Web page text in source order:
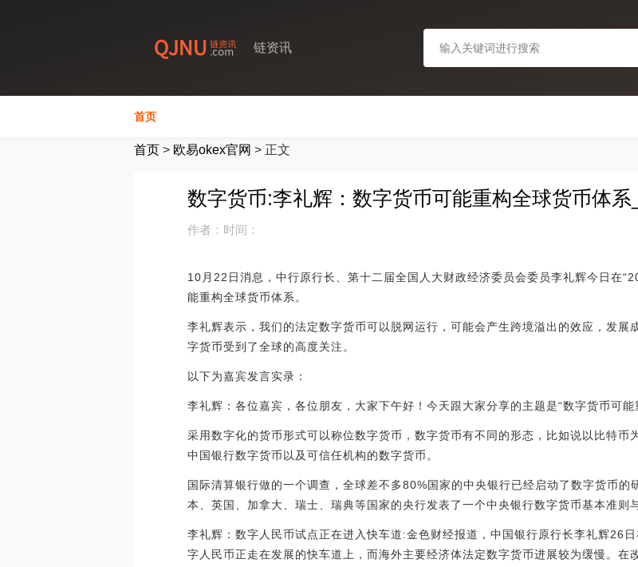
链资讯
首页
首页 > 欧易okex官网 > 正文
数字货币:李礼辉：数字货币可能重构全球货币体系
作者： 时间：
10月22日消息，中行原行长、第十二届全国人大财政经济委员会委员李礼辉今日在
能重构全球货币体系。
李礼辉表示，我们的法定数字货币可以脱网运行，可能会产生跨境溢出的效应，发展
字货币受到了全球的高度关注。
以下为嘉宾发言实录：
李礼辉：各位嘉宾，各位朋友，大家下午好！今天跟大家分享的主题是“数字货币可能
采用数字化的货币形式可以称位数字货币，数字货币有不同的形态，比如说以比特币
中国银行数字货币以及可信任机构的数字货币。
国际清算银行做的一个调查，全球差不多80%国家的中央银行已经启动了数字货币的
本、英国、加拿大、瑞士、瑞典等国家的央行发表了一个中央银行数字货币基本准则
李礼辉：数字人民币试点正在进入快车道:金色财经报道，中国银行原行长李礼辉26
字人民币正走在发展的快车道上，而海外主要经济体法定数字货币进展较为缓慢。在